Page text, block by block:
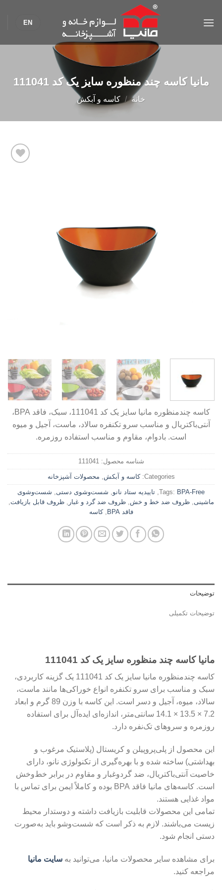
EN
مانیا کاسه چند منظوره سایز یک کد 111041
خانه / کاسه و آبکش
کاسه چندمنظوره مانیا سایز یک کد 111041، سبک، فاقد BPA،
آنتی‌باکتریال و مناسب سرو تکنفره سالاد، ماست، آجیل و میوه
است. بادوام، مقاوم و مناسب استفاده روزمره.
شناسه محصول: 111041
Categories: کاسه و آبکش محصولات آشپزخانه
Tags: BPA-Free تاییدیه ستاد نانو شست‌وشوی دستی
شست‌وشوی
ماشینی ,ظروف ضد خط و خش ,ظروف ضد گرد و غبار ,ظروف قابل بازیافت
فاقد BPA
,کاسه
توضیحات
توضیحات تکمیلی
مانیا کاسه چند منظوره سایز یک کد 111041
کاسه چندمنظوره مانیا سایز یک کد 111041 یک گزینه کاربردی،
سبک و مناسب برای سرو تکنفره انواع خوراکی‌ها مانند ماست،
سالاد، میوه، آجیل و دسر است. این کاسه با وزن 89 گرم و ابعاد
7.2 × 13.5 × 14.1 سانتی‌متر، اندازه‌ای ایده‌آل برای استفاده
روزمره و سروهای تک‌نفره دارد.
این محصول از پلی‌پروپیلن و کریستال (پلاستیک مرغوب و
بهداشتی) ساخته شده و با بهره‌گیری از تکنولوژی نانو، دارای
خاصیت آنتی‌باکتریال، ضد گردوغبار و مقاوم در برابر خط‌وخش
است. کاسه‌های مانیا فاقد BPA بوده و کاملاً ایمن برای تماس با
مواد غذایی هستند.
تمامی این محصولات قابلیت بازیافت داشته و دوستدار محیط
زیست می‌باشند. لازم به ذکر است که شست‌وشو باید به‌صورت
دستی انجام شود.
برای مشاهده سایر محصولات مانیا، می‌توانید به سایت مانیا
مراجعه کنید.